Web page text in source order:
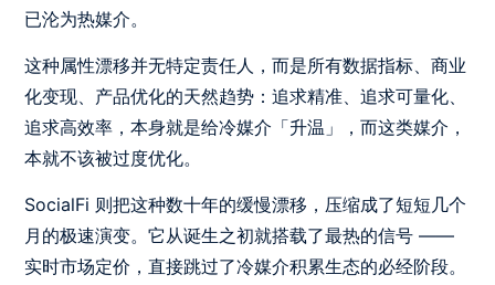
已沦为热媒介。
这种属性漂移并无特定责任人，而是所有数据指标、商业
化变现、产品优化的天然趋势：追求精准、追求可量化、
追求高效率，本身就是给冷媒介「升温」，而这类媒介，
本就不该被过度优化。
SocialFi 则把这种数十年的缓慢漂移，压缩成了短短几个
月的极速演变。它从诞生之初就搭载了最热的信号 ——
实时市场定价，直接跳过了冷媒介积累生态的必经阶段。